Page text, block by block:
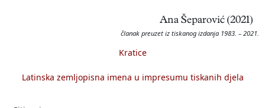
Ana Šeparović (2021)
članak preuzet iz tiskanog izdanja 1983. – 2021.
Kratice
Latinska zemljopisna imena u impresumu tiskanih djela